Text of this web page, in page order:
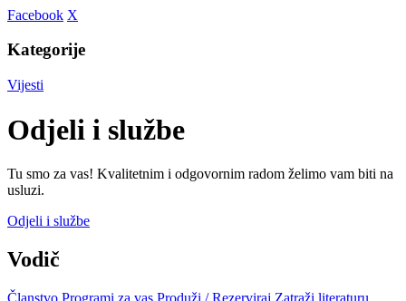
Facebook X
Kategorije
Vijesti
Odjeli i službe
Tu smo za vas! Kvalitetnim i odgovornim radom želimo vam biti na
usluzi.
Odjeli i službe
Vodič
Članstvo Programi za vas Produži / Rezerviraj Zatraži literaturu